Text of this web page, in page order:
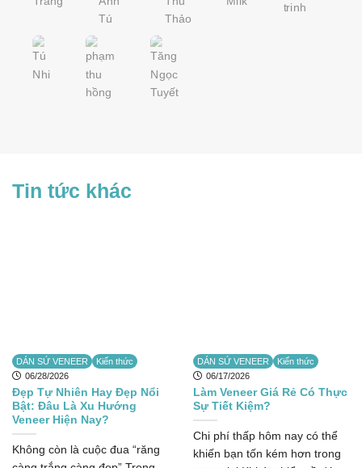
Tin tức khác
DÁN SỨ VENEER
Kiến thức
06/28/2026
Đẹp Tự Nhiên Hay Đẹp Nổi
Bật: Đâu Là Xu Hướng
Veneer Hiện Nay?
Không còn là cuộc đua “răng
DÁN SỨ VENEER
Kiến thức
06/17/2026
Làm Veneer Giá Rẻ Có Thực
Sự Tiết Kiệm?
Chi phí thấp hôm nay có thể
khiến bạn tốn kém hơn trong